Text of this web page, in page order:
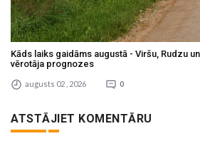
Kāds laiks gaidāms augustā - Viršu, Rudzu
vērotāja prognozes
augusts 02 , 2026 0
ATSTĀJIET KOMENTĀRU